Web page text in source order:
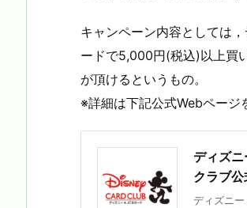
キャンペーン内容としては
ードで5,000円(税込)以上買
が頂けるというもの。
※詳細は下記公式Webページ
ディズ
クラブ公
ディズニ